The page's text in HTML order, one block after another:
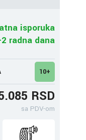
isporuka
radna dana
10+
RSD
sa PDV-om